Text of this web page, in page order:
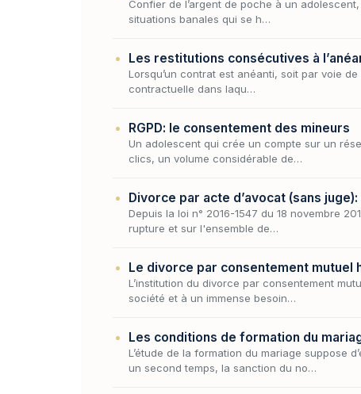
Confier de l’argent de poche à un
situations banales qui se h…
Les restitutions consécutives à
Lorsqu’un contrat est anéanti, soit par voie
contractuelle dans laqu…
RGPD: le consentement des mineurs
Un adolescent qui crée un compte sur un
clics, un volume considérable de…
Divorce par acte d’avocat (sans
Depuis la loi n° 2016-1547 du 18 novembre
rupture et sur l'ensemble de…
Le divorce par consentement mutuel
L’institution du divorce par consentement
société et à un immense besoin…
Les conditions de formation du
L’étude de la formation du mariage suppose
un second temps, la sanction du no…